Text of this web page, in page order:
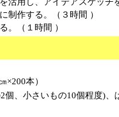
制作する。（３時間 ）
。（１時間 ）
本）
、小さいもの10個程度)、